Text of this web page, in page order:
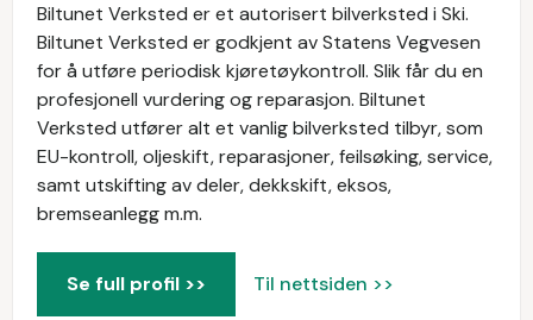
Biltunet Verksted er et autorisert bilverksted i Ski.
Biltunet Verksted er godkjent av Statens Vegvesen
for å utføre periodisk kjøretøykontroll. Slik får du en
profesjonell vurdering og reparasjon. Biltunet
Verksted utfører alt et vanlig bilverksted tilbyr, som
EU-kontroll, oljeskift, reparasjoner, feilsøking, service,
samt utskifting av deler, dekkskift, eksos,
bremseanlegg m.m.
Se full profil >> Til nettsiden >>